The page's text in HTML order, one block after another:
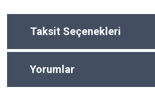
Taksit Seçenekleri
Yorumlar